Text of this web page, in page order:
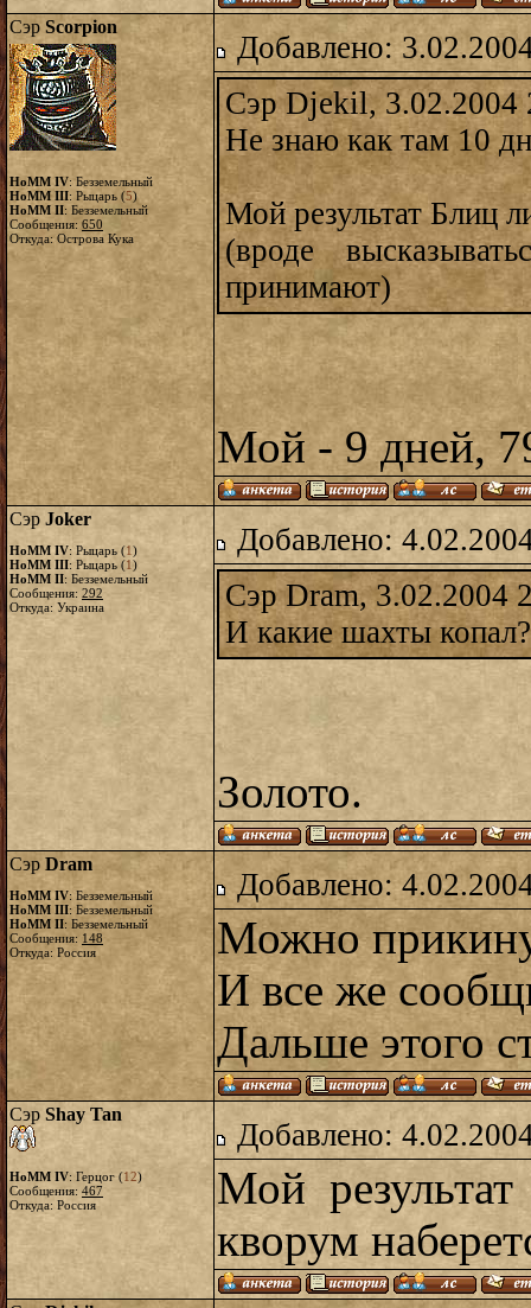
Сэр Scorpion
HoMM IV: Безземельный
HoMM III: Рыцарь (5)
HoMM II: Безземельный
Сообщения: 650
Откуда: Острова Кука
Добавлено:
Сэр Djekil, 3.02.2004
Не знаю как там 10
Мой результат Блиц
(вроде
принимают)
Мой - 9 дней,
Сэр Joker
HoMM IV: Рыцарь (1)
HoMM III: Рыцарь (1)
HoMM II: Безземельный
Сообщения: 292
Откуда: Украина
Добавлено:
Сэр Dram, 3.02.2004
И какие шахты копал?
Золото.
Сэр Dram
HoMM IV: Безземельный
HoMM III: Безземельный
HoMM II: Безземельный
Сообщения: 148
Откуда: Россия
Добавлено:
Можно
И все же
Дальше этого
Сэр Shay Tan
HoMM IV: Герцог (12)
Сообщения: 467
Откуда: Россия
Добавлено:
Мой
кворум